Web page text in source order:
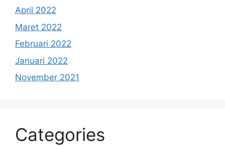
April 2022
Maret 2022
Februari 2022
Januari 2022
November 2021
Categories